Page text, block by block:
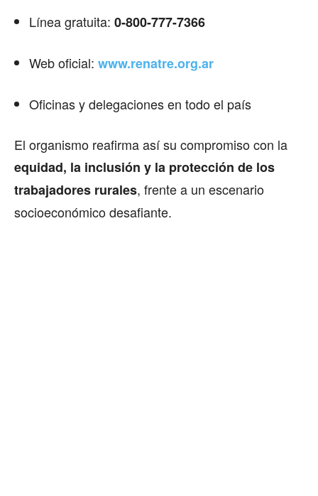
Línea gratuita: 0-800-777-7366
Web oficial: www.renatre.org.ar
Oficinas y delegaciones en todo el país
El organismo reafirma así su compromiso con la
equidad, la inclusión y la protección de los
trabajadores rurales, frente a un escenario
socioeconómico desafiante.